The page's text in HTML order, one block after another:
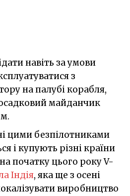
навіть за умови
з
на палубі корабля,
майданчик
цими безпілотниками
і купують різні країни
початку цього року V-
Індія, яка ще з осені
виробництво